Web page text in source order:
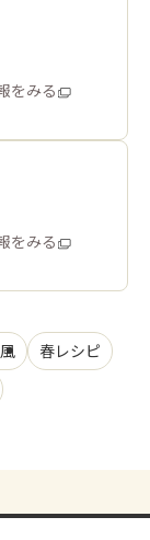
をみる
をみる
春レシピ